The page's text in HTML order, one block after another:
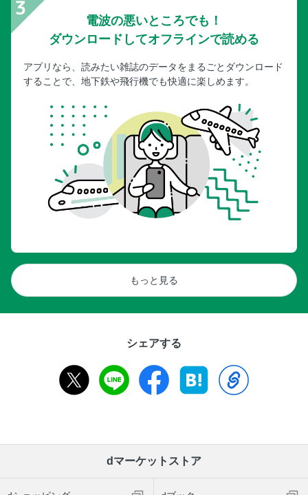
電波の悪いところでも！
ダウンロードしてオフラインで読める
アプリなら、読みたい雑誌のデータをまるごとダウンロード
することで、地下鉄や飛行機でも快適に楽しめます。
もっと見る
シェアする
dマーケットストア